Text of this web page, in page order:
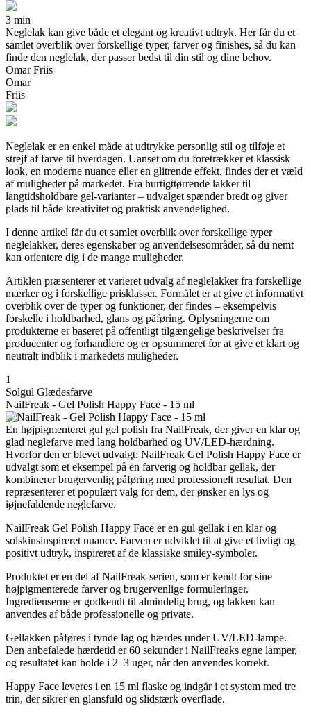
3 min
Neglelak kan give både et elegant og kreativt udtryk. Her får du et
samlet overblik over forskellige typer, farver og finishes, så du kan
finde den neglelak, der passer bedst til din stil og dine behov.
Omar Friis
Omar
Friis
Neglelak er en enkel måde at udtrykke personlig stil og tilføje et
strejf af farve til hverdagen. Uanset om du foretrækker et klassisk
look, en moderne nuance eller en glitrende effekt, findes der et væld
af muligheder på markedet. Fra hurtigttørrende lakker til
langtidsholdbare gel-varianter – udvalget spænder bredt og giver
plads til både kreativitet og praktisk anvendelighed.
I denne artikel får du et samlet overblik over forskellige typer
neglelakker, deres egenskaber og anvendelsesområder, så du nemt
kan orientere dig i de mange muligheder.
Artiklen præsenterer et varieret udvalg af neglelakker fra forskellige
mærker og i forskellige prisklasser. Formålet er at give et informativt
overblik over de typer og funktioner, der findes – eksempelvis
forskelle i holdbarhed, glans og påføring. Oplysningerne om
produkterne er baseret på offentligt tilgængelige beskrivelser fra
producenter og forhandlere og er opsummeret for at give et klart og
neutralt indblik i markedets muligheder.
1
Solgul Glædesfarve
NailFreak - Gel Polish Happy Face - 15 ml
En højpigmenteret gul gel polish fra NailFreak, der giver en klar og
glad neglefarve med lang holdbarhed og UV/LED-hærdning.
Hvorfor den er blevet udvalgt: NailFreak Gel Polish Happy Face er
udvalgt som et eksempel på en farverig og holdbar gellak, der
kombinerer brugervenlig påføring med professionelt resultat. Den
repræsenterer et populært valg for dem, der ønsker en lys og
iøjnefaldende neglefarve.
NailFreak Gel Polish Happy Face er en gul gellak i en klar og
solskinsinspireret nuance. Farven er udviklet til at give et livligt og
positivt udtryk, inspireret af de klassiske smiley-symboler.
Produktet er en del af NailFreak-serien, som er kendt for sine
højpigmenterede farver og brugervenlige formuleringer.
Ingredienserne er godkendt til almindelig brug, og lakken kan
anvendes af både professionelle og private.
Gellakken påføres i tynde lag og hærdes under UV/LED-lampe.
Den anbefalede hærdetid er 60 sekunder i NailFreaks egne lamper,
og resultatet kan holde i 2–3 uger, når den anvendes korrekt.
Happy Face leveres i en 15 ml flaske og indgår i et system med tre
trin, der sikrer en glansfuld og slidstærk overflade.